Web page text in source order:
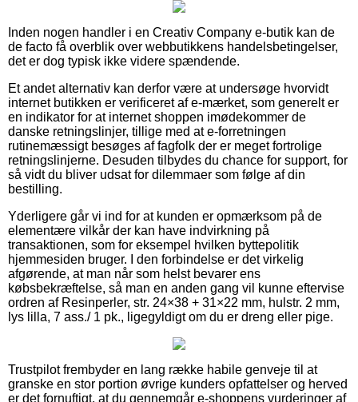
Inden nogen handler i en Creativ Company e-butik kan de
de facto få overblik over webbutikkens handelsbetingelser,
det er dog typisk ikke videre spændende.
Et andet alternativ kan derfor være at undersøge hvorvidt
internet butikken er verificeret af e-mærket, som generelt er
en indikator for at internet shoppen imødekommer de
danske retningslinjer, tillige med at e-forretningen
rutinemæssigt besøges af fagfolk der er meget fortrolige
retningslinjerne. Desuden tilbydes du chance for support, for
så vidt du bliver udsat for dilemmaer som følge af din
bestilling.
Yderligere går vi ind for at kunden er opmærksom på de
elementære vilkår der kan have indvirkning på
transaktionen, som for eksempel hvilken byttepolitik
hjemmesiden bruger. I den forbindelse er det virkelig
afgørende, at man når som helst bevarer ens
købsbekræftelse, så man en anden gang vil kunne eftervise
ordren af Resinperler, str. 24×38 + 31×22 mm, hulstr. 2 mm,
lys lilla, 7 ass./ 1 pk., ligegyldigt om du er dreng eller pige.
Trustpilot frembyder en lang række habile genveje til at
granske en stor portion øvrige kunders opfattelser og herved
er det fornuftigt, at du gennemgår e-shoppens vurderinger af